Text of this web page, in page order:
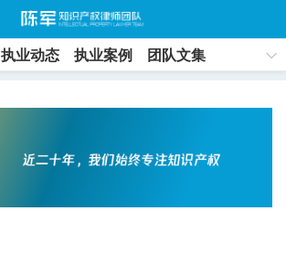
执业动态 执业案例
团队文集